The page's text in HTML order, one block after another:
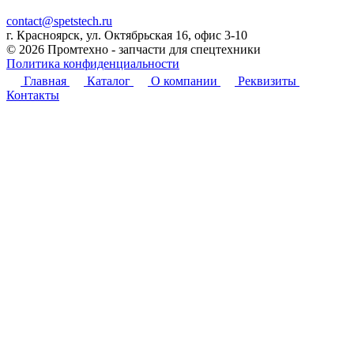
contact@spetstech.ru
г. Красноярск, ул. Октябрьская 16, офис 3-10
© 2026 Промтехно - запчасти для спецтехники
Политика конфиденциальности
Главная
Каталог О компании
Реквизиты
Контакты